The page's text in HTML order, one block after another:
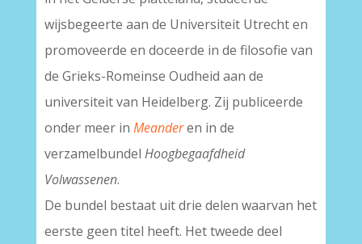
wijsbegeerte aan de Universiteit Utrecht en
promoveerde en doceerde in de filosofie van
de Grieks-Romeinse Oudheid aan de
universiteit van Heidelberg. Zij publiceerde
onder meer in Meanderen in de
verzamelbundel Hoogbegaafdheid
Volwassenen.
De bundel bestaat uit drie delen waarvan het
eerste geen titel heeft. Het tweede deel